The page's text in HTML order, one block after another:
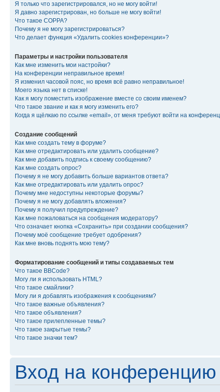
Я только что зарегистрировался, но не могу войти!
Я давно зарегистрирован, но больше не могу войти!
Что такое COPPA?
Почему я не могу зарегистрироваться?
Что делает функция «Удалить cookies конференции»?
Параметры и настройки пользователя
Как мне изменить мои настройки?
На конференции неправильное время!
Я изменил часовой пояс, но время всё равно неправильное!
Моего языка нет в списке!
Как я могу поместить изображение вместе со своим именем?
Что такое звание и как я могу изменить его?
Когда я щёлкаю по ссылке «email», от меня требуют войти на
Создание сообщений
Как мне создать тему в форуме?
Как мне отредактировать или удалить сообщение?
Как мне добавить подпись к своему сообщению?
Как мне создать опрос?
Почему я не могу добавить больше вариантов ответа?
Как мне отредактировать или удалить опрос?
Почему мне недоступны некоторые форумы?
Почему я не могу добавлять вложения?
Почему я получил предупреждение?
Как мне пожаловаться на сообщения модератору?
Что означает кнопка «Сохранить» при создании сообщения?
Почему моё сообщение требует одобрения?
Как мне вновь поднять мою тему?
Форматирование сообщений и типы создаваемых тем
Что такое BBCode?
Могу ли я использовать HTML?
Что такое смайлики?
Могу ли я добавлять изображения к сообщениям?
Что такое важные объявления?
Что такое объявления?
Что такое прилепленные темы?
Что такое закрытые темы?
Что такое значки тем?
Вход на конференцию